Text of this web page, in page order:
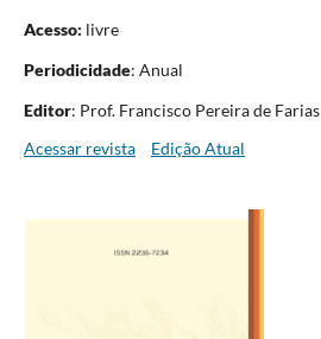
Acesso: livre
Periodicidade: Anual
Editor: Prof. Francisco Pereira de Farias
Acessar revista
Edição Atual